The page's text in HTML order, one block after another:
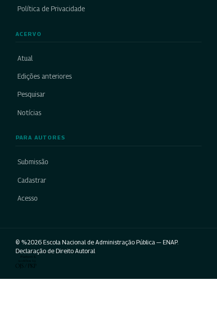
Política de Privacidade
ACERVO
Atual
Edições anteriores
Pesquisar
Notícias
PARA AUTORES
Submissão
Cadastrar
Acesso
© %2026 Escola Nacional de Administração Pública — ENAP.
Declaração de Direito Autoral